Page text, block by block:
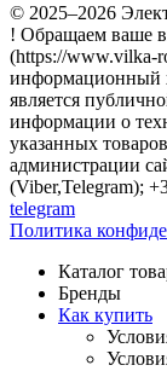
© 2025–2026
! Обращаем ваше
(https://www.vilka-
информационный
является
информации о
указанных
администрации
(Viber,Telegram);
telegram
Политика
Каталог
Бренды
Как купить